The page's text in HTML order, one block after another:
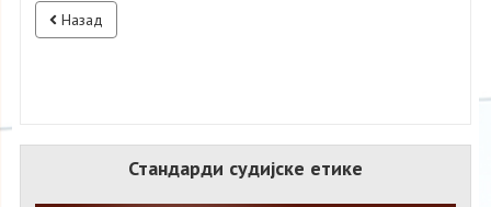
Назад
Стандарди судијске етике